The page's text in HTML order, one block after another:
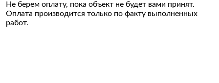
Не берем оплату, пока объект не будет вами принят.
Оплата производится только по факту выполненных
работ.
данные